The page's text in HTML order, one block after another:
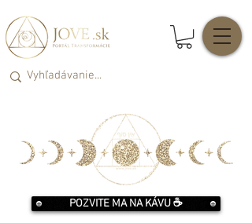
POZVITE MA NA KÁVU ☕️